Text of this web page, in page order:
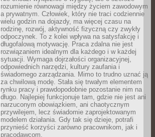
rozumienie równowagi między życiem zawodowym
a prywatnym. Człowiek, który nie traci codziennie
wielu godzin na dojazdy, ma więcej czasu na
rodzinę, rozwój, aktywność fizyczną czy zwykły
odpoczynek. To z kolei wpływa na satysfakcję i
długofalową motywację. Praca zdalna nie jest
rozwiązaniem idealnym dla każdego i w każdej
sytuacji. Wymaga dojrzałości organizacyjnej,
odpowiednich narzędzi, kultury zaufania i
świadomego zarządzania. Mimo to trudno uznać ją
za chwilową modę. Stała się trwałym elementem
rynku pracy i prawdopodobnie pozostanie nim na
długo. Najlepiej funkcjonuje tam, gdzie nie jest ani
narzuconym obowiązkiem, ani chaotycznym
przywilejem, lecz świadomie zaprojektowanym
modelem działania. Gdy tak się dzieje, potrafi
przynieść korzyści zarówno pracownikom, jak i
pracodawcom.